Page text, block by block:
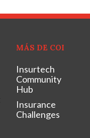
MÁS DE COI
Insurtech
Community
Hub
Insurance
Challenges